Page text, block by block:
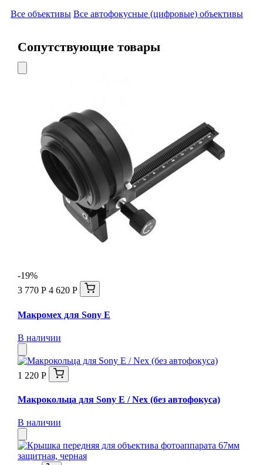
Все объективы Все автофокусные (цифровые) объективы
Сопутствующие товары
-19%
3 770 Р 4 620 Р
Макромех для Sony E
В наличии
1 220 Р
Макрокольца для Sony E / Nex (без автофокуса)
В наличии